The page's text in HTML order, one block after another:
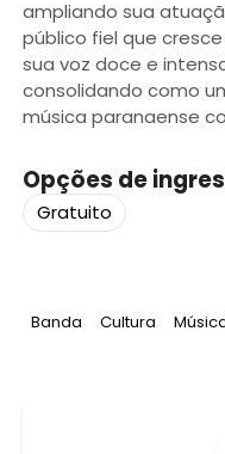
ampliando sua
público fiel que
sua voz doce e
consolidando como
música paranaense
Opções de
Gratuito
Tag:
Banda Tag:
Cultura Tag: